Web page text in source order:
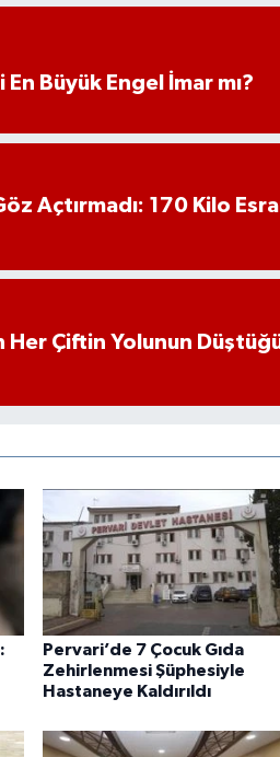
Büyük Engel İmar mı?
Açtırmadı: 170 Kilo
Her Çiftin Yolunun
Pervari’de 7 Çocuk Gıda
Zehirlenmesi Şüphesiyle
Hastaneye Kaldırıldı